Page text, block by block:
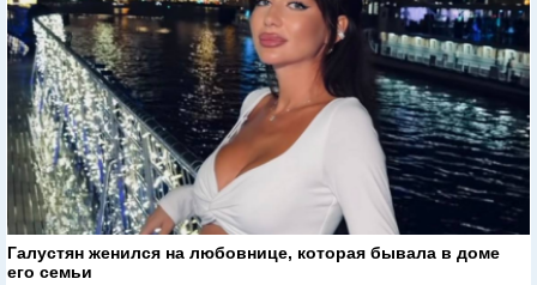
Галустян женился на любовнице, которая бывала в доме
его семьи